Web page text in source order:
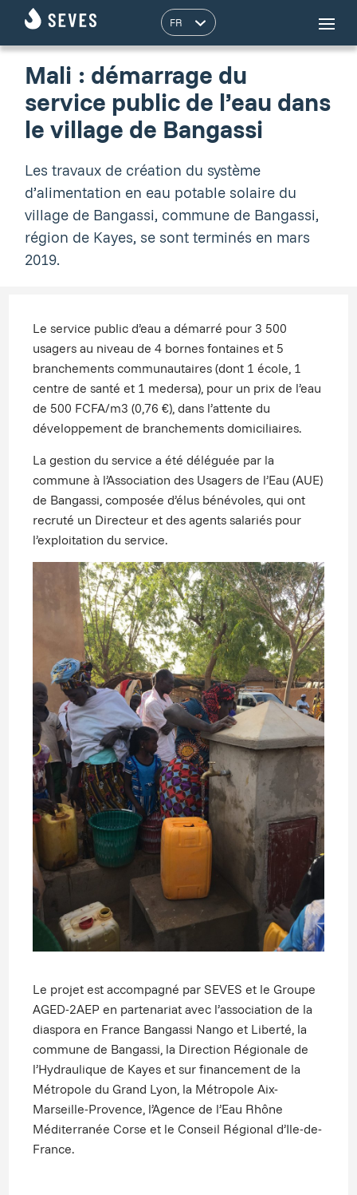
Mali : démarrage du
service public de l’eau dans
le village de Bangassi
Les travaux de création du système
d’alimentation en eau potable solaire du
village de Bangassi, commune de Bangassi,
région de Kayes, se sont terminés en mars
2019.
Le service public d’eau a démarré pour 3 500
usagers au niveau de 4 bornes fontaines et 5
branchements communautaires (dont 1 école, 1
centre de santé et 1 medersa), pour un prix de l’eau
de 500 FCFA/m3 (0,76 €), dans l’attente du
développement de branchements domiciliaires.
La gestion du service a été déléguée par la
commune à l’Association des Usagers de l’Eau (AUE)
de Bangassi, composée d’élus bénévoles, qui ont
recruté un Directeur et des agents salariés pour
l’exploitation du service.
Le projet est accompagné par SEVES et le Groupe
AGED-2AEP en partenariat avec l’association de la
diaspora en France Bangassi Nango et Liberté, la
commune de Bangassi, la Direction Régionale de
l’Hydraulique de Kayes et sur financement de la
Métropole du Grand Lyon, la Métropole Aix-
Marseille-Provence, l’Agence de l’Eau Rhône
Méditerranée Corse et le Conseil Régional d’Ile-de-
France.